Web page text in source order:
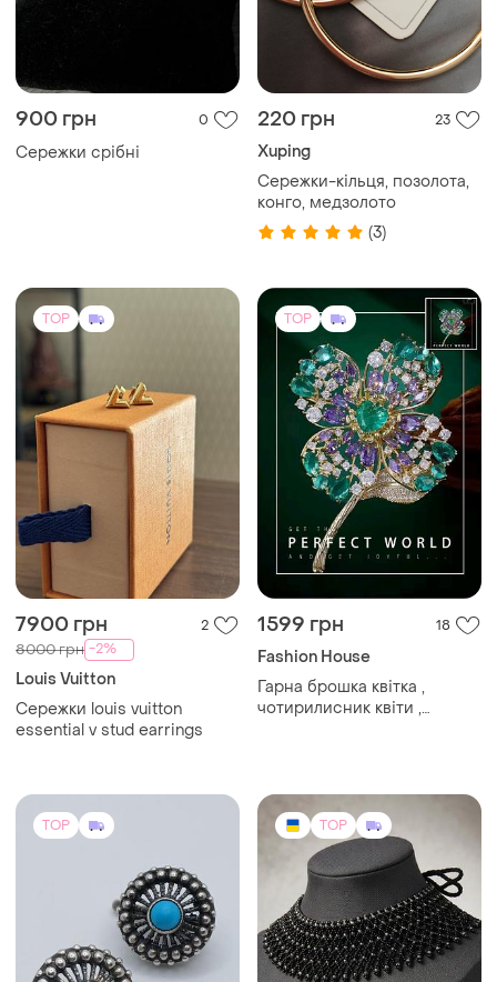
900 грн 0
Сережки срібні
220 грн 23
Xuping
Сережки-кільця, позолота,
конго, медзолото
(3)
TOP
7900 грн 2
8000 грн -2%
Louis Vuitton
Сережки louis vuitton
essential v stud earrings
TOP
1599 грн 18
Fashion House
Гарна брошка квітка ,
чотирилисник квіти ,
,цветок, цветочек, цветы)
TOP TOP